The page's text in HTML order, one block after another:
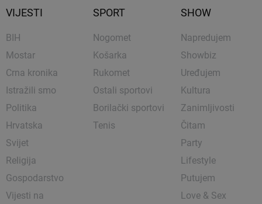
VIJESTI
BIH
Mostar
Crna kronika
Istražili smo
Politika
Hrvatska
Svijet
Religija
Gospodarstvo
Vijesti na
SPORT
Nogomet
Košarka
Rukomet
Ostali sportovi
Borilački sportovi
Tenis
SHOW
Napredujem
Showbiz
Uređujem
Kultura
Zanimljivosti
Čitam
Party
Lifestyle
Putujem
Love & Sex